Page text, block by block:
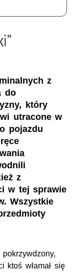
z
do
który
utracone w
pojazdu
z
w tej sprawie
Wszystkie
ktoś włamał się